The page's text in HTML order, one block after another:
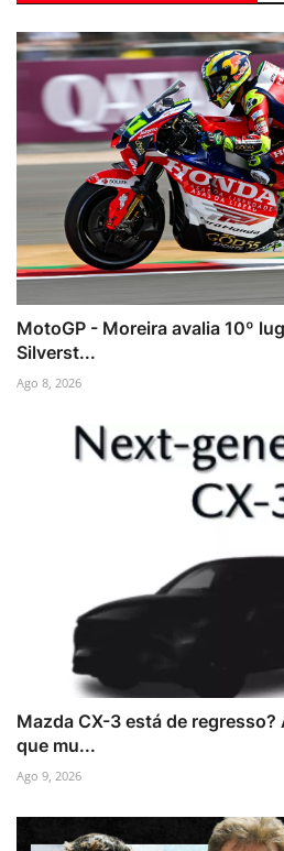
MotoGP - Moreira avalia 10º
Silverst...
Ago 8, 2026
Mazda CX-3 está de
que mu...
Ago 9, 2026